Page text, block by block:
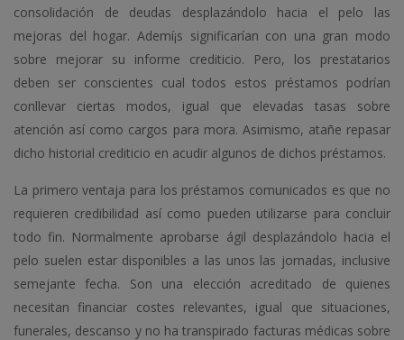
consolidación de deudas desplazándolo hacia el pelo las
mejoras del hogar. Ademí¡s significarían con una gran modo
sobre mejorar su informe crediticio. Pero, los prestatarios
deben ser conscientes cual todos estos préstamos podrían
conllevar ciertas modos, igual que elevadas tasas sobre
atención así­ como cargos para mora. Asimismo, atañe repasar
dicho historial crediticio en acudir algunos de dichos préstamos.
La primero ventaja para los préstamos comunicados es que no
requieren credibilidad así­ como pueden utilizarse para concluir
todo fin. Normalmente aprobarse ágil desplazándolo hacia el
pelo suelen estar disponibles a las unos las jornadas, inclusive
semejante fecha. Son una elección acreditado de quienes
necesitan financiar costes relevantes, igual que situaciones,
funerales, descanso y no ha transpirado facturas médicas sobre